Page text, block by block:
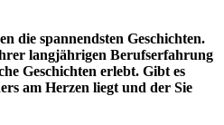
die spannendsten Geschichten.
langjährigen Berufserfahrung
Geschichten erlebt. Gibt es
am Herzen liegt und der Sie